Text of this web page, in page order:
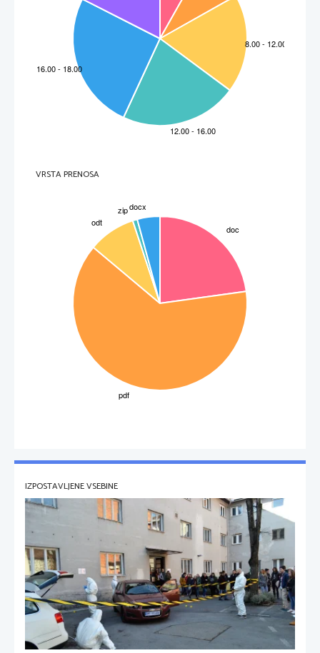
VRSTA PRENOSA
IZPOSTAVLJENE VSEBINE